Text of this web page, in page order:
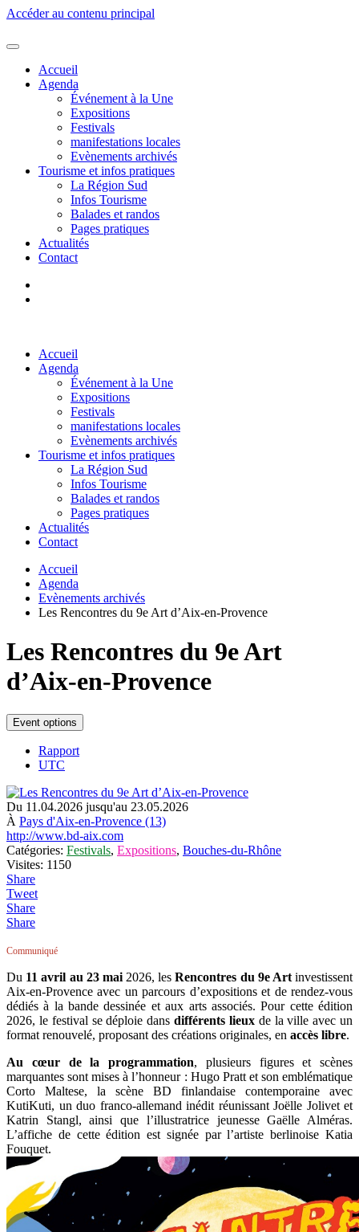
Accéder au contenu principal
Accueil
Agenda
Événement à la Une
Expositions
Festivals
manifestations locales
Evènements archivés
Tourisme et infos pratiques
La Région Sud
Infos Tourisme
Balades et randos
Pages pratiques
Actualités
Contact
Accueil
Agenda
Événement à la Une
Expositions
Festivals
manifestations locales
Evènements archivés
Tourisme et infos pratiques
La Région Sud
Infos Tourisme
Balades et randos
Pages pratiques
Actualités
Contact
Accueil
Agenda
Evènements archivés
Les Rencontres du 9e Art d’Aix-en-Provence
Les Rencontres du 9e Art
d’Aix-en-Provence
Event options
Rapport
UTC
Du 11.04.2026 jusqu'au 23.05.2026
À Pays d'Aix-en-Provence (13)
http://www.bd-aix.com
Catégories: Festivals, Expositions, Bouches-du-Rhône
Visites: 1150
Share
Tweet
Share
Share
Communiqué
Du 11 avril au 23 mai2026, lesRencontres du 9e Artinvestissent
Aix-en-Provence avec un parcours d’expositions et de rendez-vous
dédiés à la bande dessinée et aux arts associés. Pour cette édition
2026, le festival se déploie dans différents lieuxde la ville avec un
format renouvelé, proposant des créations originales, en accès libre.
Au cœur de la programmation, plusieurs figures et scènes
marquantes sont mises à l’honneur : Hugo Pratt et son emblématique
Corto Maltese, la scène BD finlandaise contemporaine avec
KutiKuti, un duo franco-allemand inédit réunissant Joëlle Jolivet et
Katrin Stangl, ainsi que l’illustratrice jeunesse Gaëlle Alméras.
L’affiche de cette édition est signée par l’artiste berlinoise Katia
Fouquet.